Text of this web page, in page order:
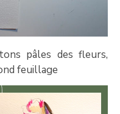
pâles des fleurs,
feuillage